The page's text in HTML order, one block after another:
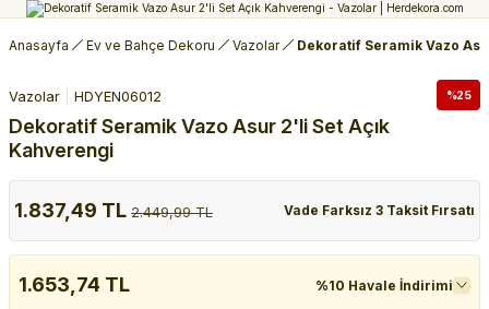
Anasayfa Ev ve Bahçe Dekoru Vazolar Dekoratif Seramik Vazo
%25
Vazolar HDYEN06012
Dekoratif Seramik Vazo Asur 2'li Set Açık
Kahverengi
1.837,49 TL 2.449,99 TL Vade Farksız 3 Taksit Fırsatı
1.653,74 TL %10 Havale İndirimi